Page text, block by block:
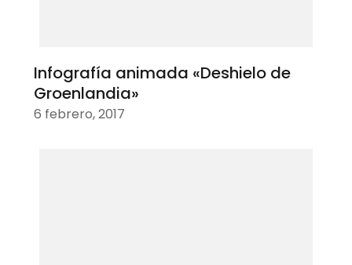
Infografía animada «Deshielo de
Groenlandia»
6 febrero, 2017